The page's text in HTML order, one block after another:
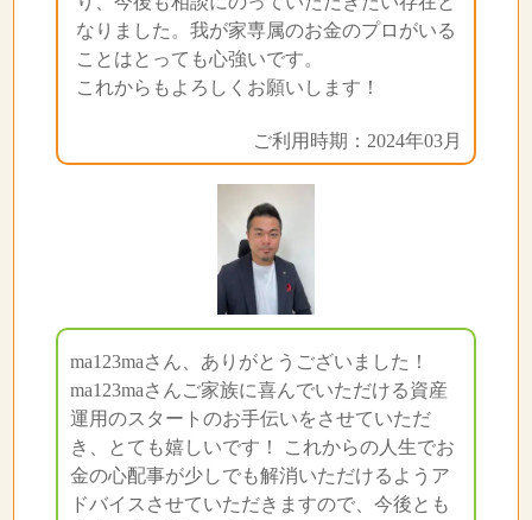
なりました。我が家専属のお金のプロがいる
ことはとっても心強いです。
これからもよろしくお願いします！
ご利用時期：2024年03月
ma123maさん、ありがとうございました！
ma123maさんご家族に喜んでいただける資産
運用のスタートのお手伝いをさせていただ
き、とても嬉しいです！ これからの人生でお
金の心配事が少しでも解消いただけるようア
ドバイスさせていただきますので、今後とも